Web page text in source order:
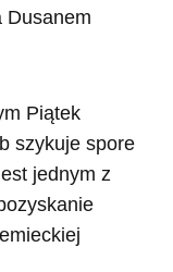
Dusanem
Piątek
szykuje spore
jednym z